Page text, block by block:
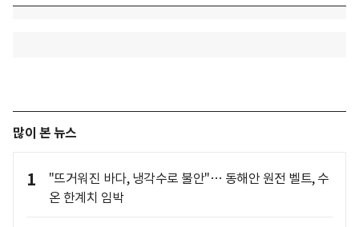
많이 본 뉴스
1
"뜨거워진 바다, 냉각수로 불안"… 동해안 원전 벨트, 수
온 한계치 임박